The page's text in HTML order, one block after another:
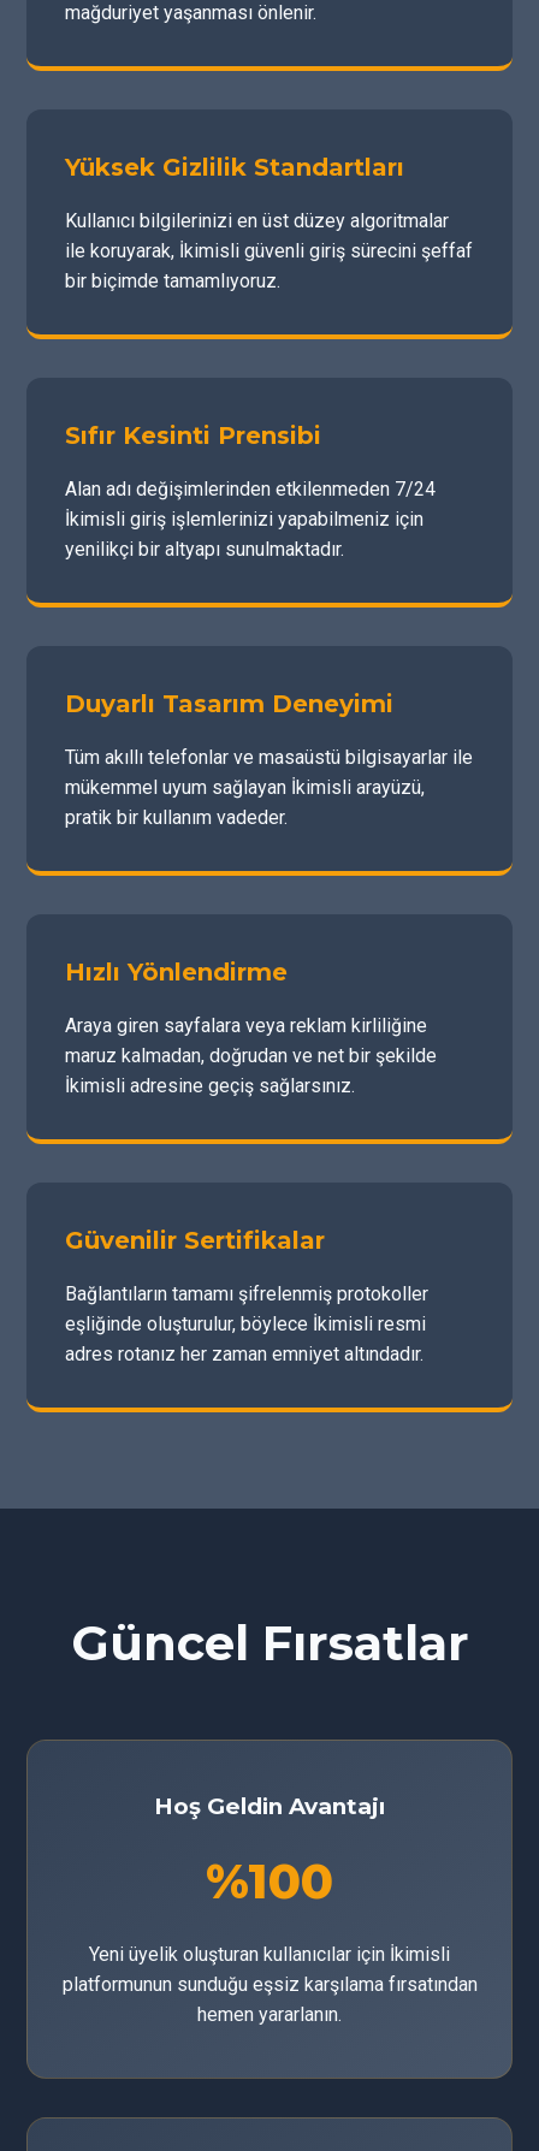
mağduriyet yaşanması önlenir.
Yüksek Gizlilik Standartları
Kullanıcı bilgilerinizi en üst düzey algoritmalar
ile koruyarak, İkimisli güvenli giriş sürecini şeffaf
bir biçimde tamamlıyoruz.
Sıfır Kesinti Prensibi
Alan adı değişimlerinden etkilenmeden 7/24
İkimisli giriş işlemlerinizi yapabilmeniz için
yenilikçi bir altyapı sunulmaktadır.
Duyarlı Tasarım Deneyimi
Tüm akıllı telefonlar ve masaüstü bilgisayarlar ile
mükemmel uyum sağlayan İkimisli arayüzü,
pratik bir kullanım vadeder.
Hızlı Yönlendirme
Araya giren sayfalara veya reklam kirliliğine
maruz kalmadan, doğrudan ve net bir şekilde
İkimisli adresine geçiş sağlarsınız.
Güvenilir Sertifikalar
Bağlantıların tamamı şifrelenmiş protokoller
eşliğinde oluşturulur, böylece İkimisli resmi
adres rotanız her zaman emniyet altındadır.
Güncel Fırsatlar
Hoş Geldin Avantajı
%100
Yeni üyelik oluşturan kullanıcılar için İkimisli
platformunun sunduğu eşsiz karşılama fırsatından
hemen yararlanın.